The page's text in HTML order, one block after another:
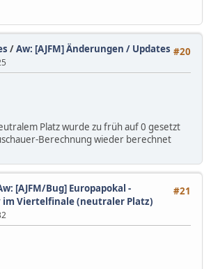
#20
/Aw: [AJFM] Änderungen / Updates
Platz wurde zu früh auf 0 gesetzt
Berechnung wieder berechnet
#21
[AJFM/Bug] Europapokal -
im Viertelfinale (neutraler Platz)